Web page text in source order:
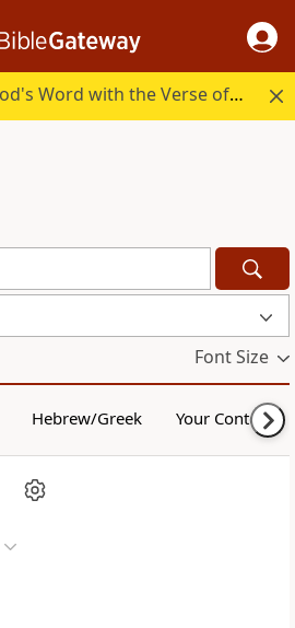
Start your day in God's Word with the Verse of the Day.
Font Size
Hebrew/Greek Your Content